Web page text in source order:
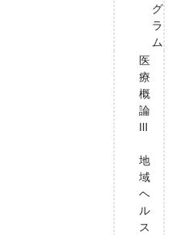
グ
ラ
ム
医
療
概
論
Ⅲ
地
域
ヘ
ル
ス